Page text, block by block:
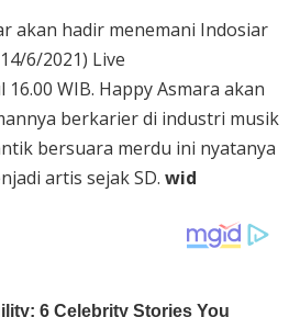
akan hadir menemani Indosiar
6/2021) Live
WIB. Happy Asmara akan
berkarier di industri musik
bersuara merdu ini nyatanya
artis sejak SD. wid